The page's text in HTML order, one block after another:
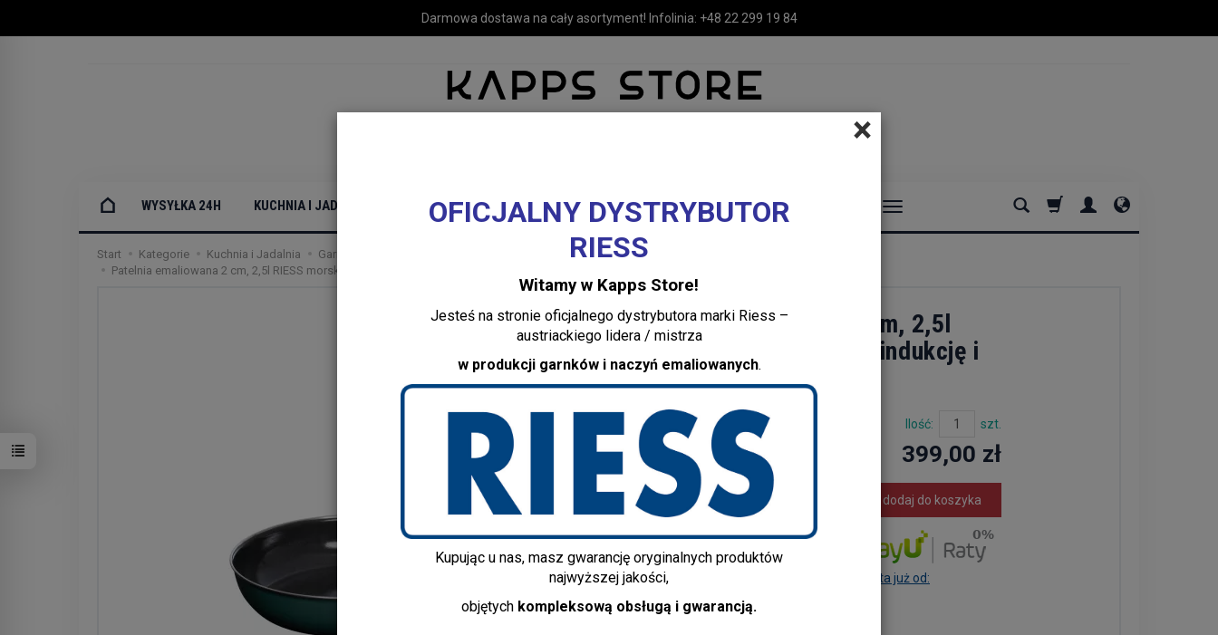
Darmowa dostawa na cały asortyment! Infolinia: +48 22 299 19 84
×
OFICJALNY DYSTRYBUTOR
RIESS
Witamy w Kapps Store!
Jesteś na stronie oficjalnego dystrybutora marki Riess –
austriackiego lidera / mistrza
w produkcji garnków i naczyń emaliowanych.
Kupując u nas, masz gwarancję oryginalnych produktów
najwyższej jakości,
objętych kompleksową obsługą i gwarancją.
WYSYŁKA 24H KUCHNIA I JADALNIA MEBLE LUSTRA I OŚWIETLENIE TEKSTYLIA I DEKORACJE DOMOWE
Start Kategorie Kuchnia i Jadalnia Garnki emaliowane RIESS
Morska Zieleń Nowość 2025 PREMIUM Nouvelle TEAL
Patelnia emaliowana 2 cm, 2,5l RIESS morska zieleń na indukcję i nie tylko
Patelnia emaliowana 2 cm, 2,5l
RIESS morska zieleń na indukcję i
nie tylko
Dodaj recenzję:
0057-007
Producent:Riess
Dostępność:
Szybka dostawa!
Czas realizacji:
3-5 dni
Dostawa gratis!
+48 22 299 19 84
Ilość: szt.
399,00 zł
dodaj do koszyka
Rata już od: